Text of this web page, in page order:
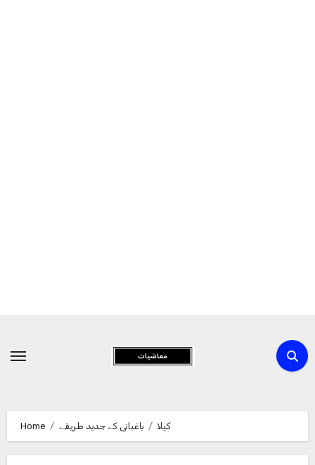
Content
Home باغبانی کے جدید طریقے کیلا